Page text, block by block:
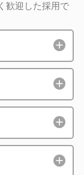
歓迎した採用で